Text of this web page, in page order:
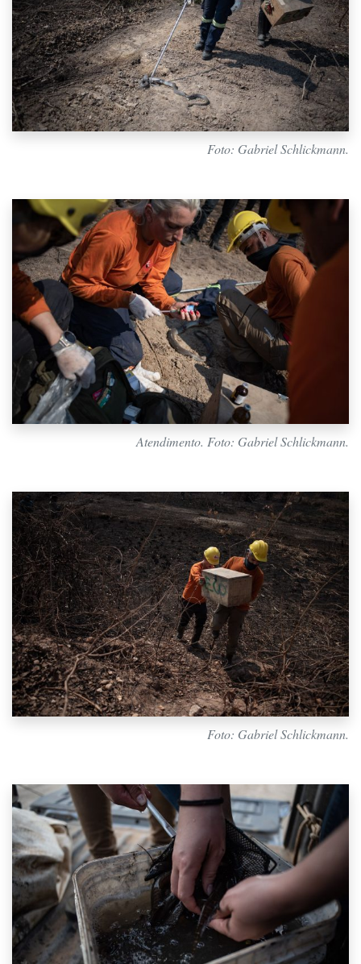
Foto: Gabriel Schlickmann.
Atendimento. Foto: Gabriel Schlickmann.
Foto: Gabriel Schlickmann.